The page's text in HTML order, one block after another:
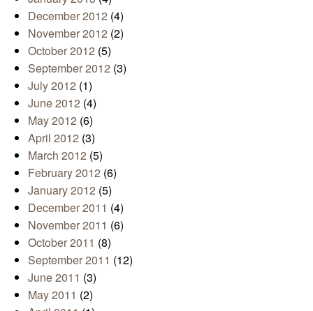
December 2012 (4)
November 2012 (2)
October 2012 (5)
September 2012 (3)
July 2012 (1)
June 2012 (4)
May 2012 (6)
April 2012 (3)
March 2012 (5)
February 2012 (6)
January 2012 (5)
December 2011 (4)
November 2011 (6)
October 2011 (8)
September 2011 (12)
June 2011 (3)
May 2011 (2)